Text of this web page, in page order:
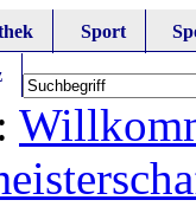
Sport